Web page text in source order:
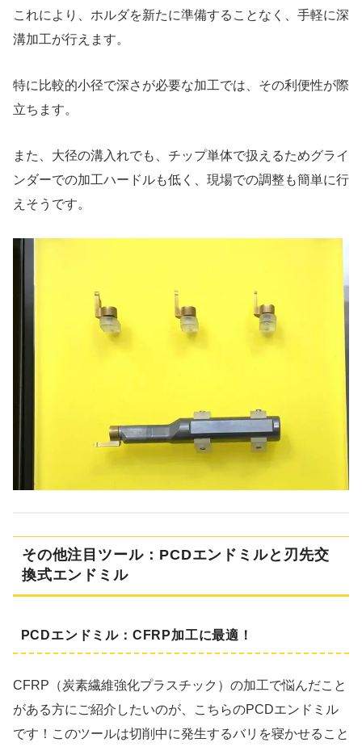
これにより、ホルダを新たに準備することなく、手軽に深
溝加工が行えます。
特に比較的小径で深さが必要な加工では、その利便性が際
立ちます。
また、大径の溝入れでも、チップ単体で扱えるためグライ
ンダーでの加工ハードルも低く、現場での調整も簡単に行
えそうです。
その他注目ツール：PCDエンドミルと刃先交
換式エンドミル
PCDエンドミル：CFRP加工に最適！
CFRP（炭素繊維強化プラスチック）の加工で悩んだこと
がある方にご紹介したいのが、こちらのPCDエンドミル
です！このツールは切削中に発生するバリを寝かせること